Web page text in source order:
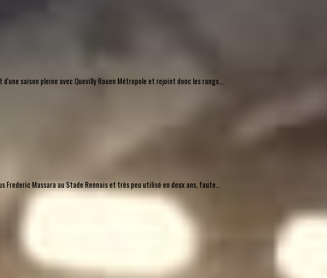
saison pleine avec Quevilly Rouen Métropole et rejoint donc les rangs...
Frederic Massara au Stade Rennais et très peu utilisé en deux ans, faute...